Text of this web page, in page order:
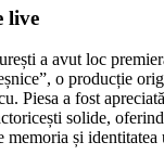
live
a avut loc
o producție
Piesa a fost
solide,
memoria și identitatea